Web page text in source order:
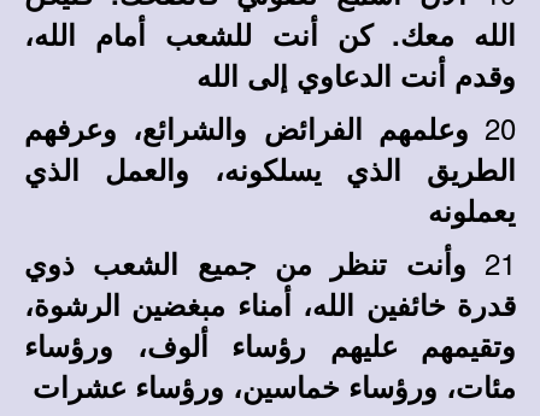
الله معك. كن أنت للشعب أمام الله،
وقدم أنت الدعاوي إلى الله
20 وعلمهم الفرائض والشرائع، وعرفهم
الطريق الذي يسلكونه، والعمل الذي
يعملونه
21 وأنت تنظر من جميع الشعب ذوي
قدرة خائفين الله، أمناء مبغضين الرشوة،
وتقيمهم عليهم رؤساء ألوف، ورؤساء
مئات، ورؤساء خماسين، ورؤساء عشرات